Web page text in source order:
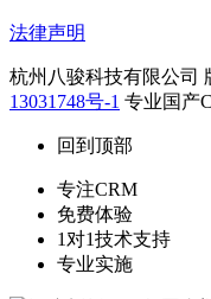
法律声明
杭州八骏科技有限公司
13031748号-1 专业国产
回到顶部
专注CRM
免费体验
1对1技术支持
专业实施